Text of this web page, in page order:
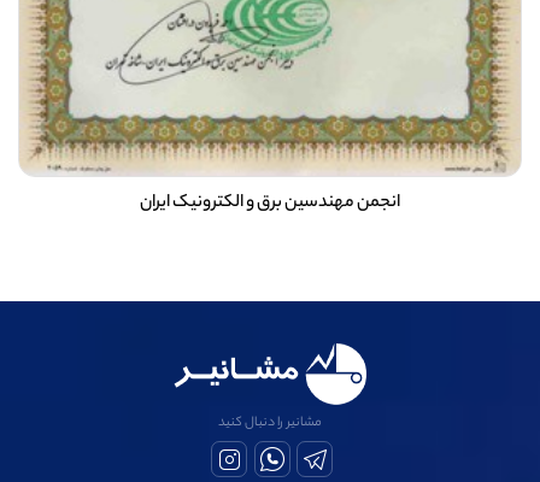
انجمن مهندسین برق و الکترونیک ایران
مشانیر را دنبال کنید